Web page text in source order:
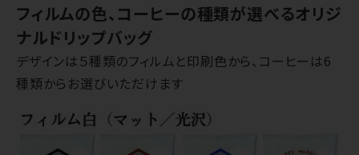
フィルムの色、コーヒーの種類が選べるオリジ
ナルドリップバッグ
デザインは５種類のフィルムと印刷色から、コーヒーは6
種類からお選びいただけます